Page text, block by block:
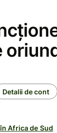
Detalii de cont
Africa de Sud